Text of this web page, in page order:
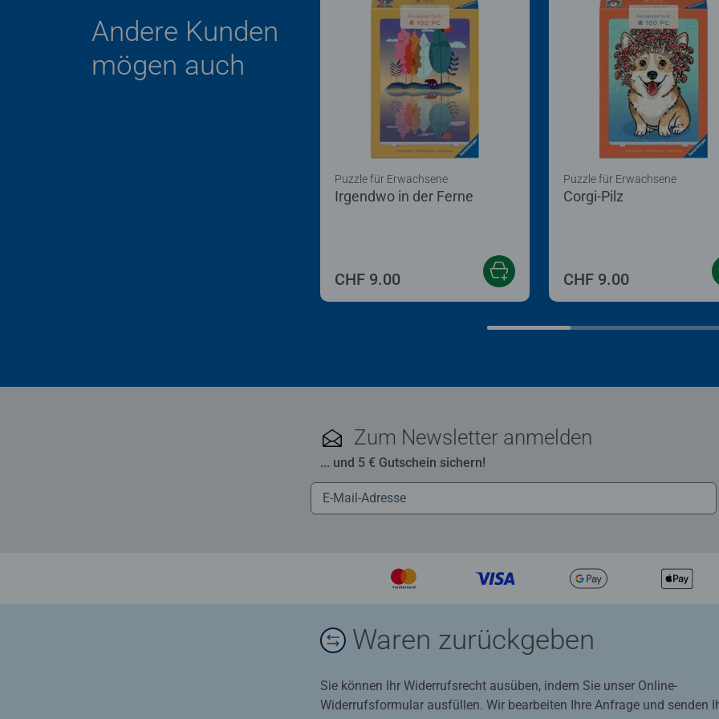
Andere Kunden
mögen auch
Irgendwo in der Ferne
Puzzle für Erwachsene
CHF 9.00
Corgi-Pilz
Puzzle für Erwachsene
CHF 9.00
Zum Newsletter anmelden
... und 5 € Gutschein sichern!
Waren zurückgeben
Sie können Ihr Widerrufsrecht ausüben, indem Sie unser Online-
Widerrufsformular ausfüllen. Wir bearbeiten Ihre Anfrage und senden